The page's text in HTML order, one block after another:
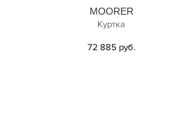
MOORER
Куртка
72 885 руб.